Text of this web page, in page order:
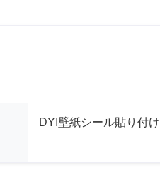
DYI壁紙シール貼り付け